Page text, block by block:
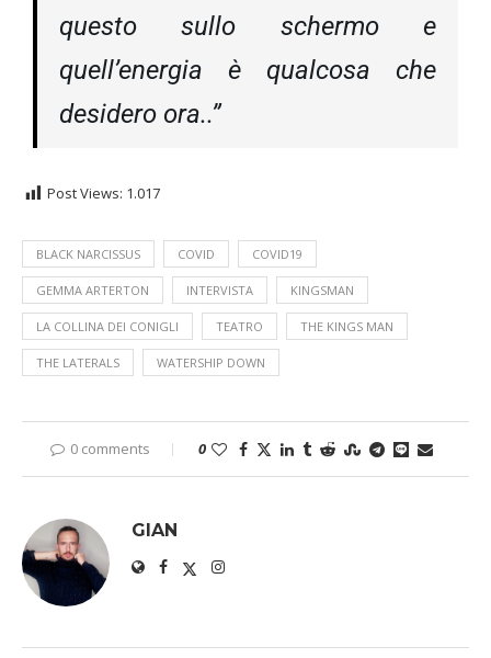
questo sullo schermo e
quell’energia è qualcosa che
desidero ora..”
Post Views: 1.017
BLACK NARCISSUS COVID COVID19
GEMMA ARTERTON INTERVISTA KINGSMAN
LA COLLINA DEI CONIGLI TEATRO THE KINGS MAN
THE LATERALS WATERSHIP DOWN
0 comments 0
GIAN